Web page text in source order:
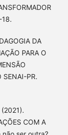
18.
DA
PARA O
SENAI-PR.
(2021).
COM A